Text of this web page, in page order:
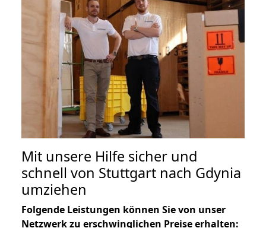
Mit unsere Hilfe sicher und
schnell von Stuttgart nach Gdynia
umziehen
Folgende Leistungen können Sie von unser
Netzwerk zu erschwinglichen Preise erhalten: